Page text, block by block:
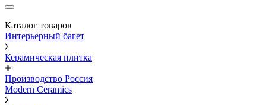
Каталог товаров
Интерьерный багет
Керамическая плитка
Производство Россия
Modern Ceramics